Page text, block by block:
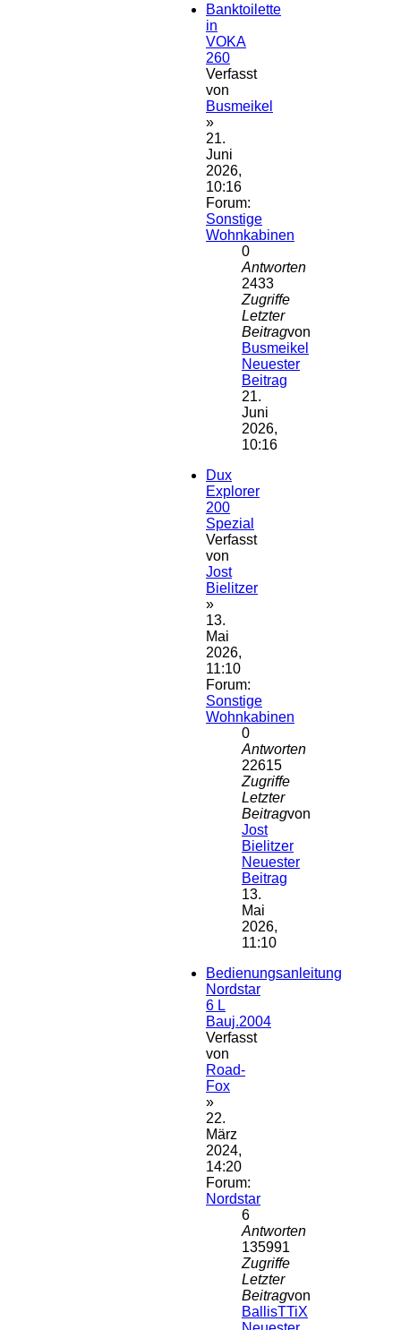
Banktoilette
in
VOKA
260
Verfasst
von
Busmeikel
»
21.
Juni
2026,
10:16
Forum:
Sonstige
Wohnkabinen
0
Antworten
2433
Zugriffe
Letzter
Beitragvon
Busmeikel
Neuester
Beitrag
21.
Juni
2026,
10:16
Dux
Explorer
200
Spezial
Verfasst
von
Jost
Bielitzer
»
13.
Mai
2026,
11:10
Forum:
Sonstige
Wohnkabinen
0
Antworten
22615
Zugriffe
Letzter
Beitragvon
Jost
Bielitzer
Neuester
Beitrag
13.
Mai
2026,
11:10
Bedienungsanleitung
Nordstar
6 L
Bauj.2004
Verfasst
von
Road-
Fox
»
22.
März
2024,
14:20
Forum:
Nordstar
6
Antworten
135991
Zugriffe
Letzter
Beitragvon
BallisTTiX